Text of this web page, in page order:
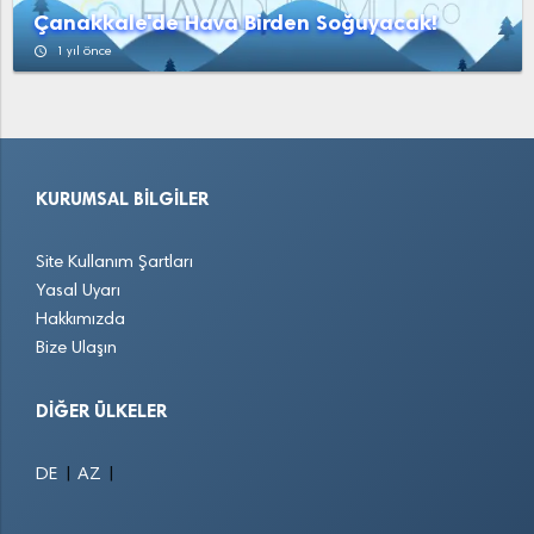
Çanakkale'de Hava Birden Soğuyacak!
access_time 1 yıl önce
KURUMSAL BILGILER
Site Kullanım Şartları
Yasal Uyarı
Hakkımızda
Bize Ulaşın
DIĞER ÜLKELER
DE AZ